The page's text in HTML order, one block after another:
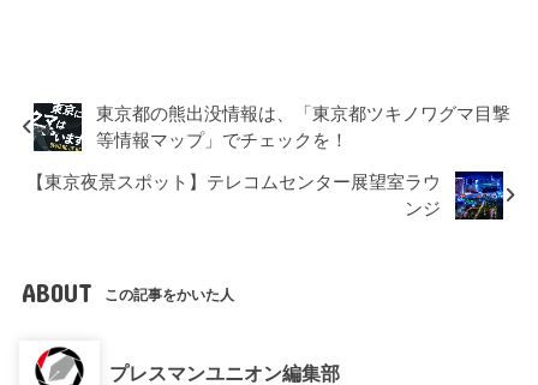
東京都の熊出没情報は、「東京都ツキノワグマ目撃
等情報マップ」でチェックを！
【東京夜景スポット】テレコムセンター展望室ラウ
ンジ
ABOUT この記事をかいた人
プレスマンユニオン編集部